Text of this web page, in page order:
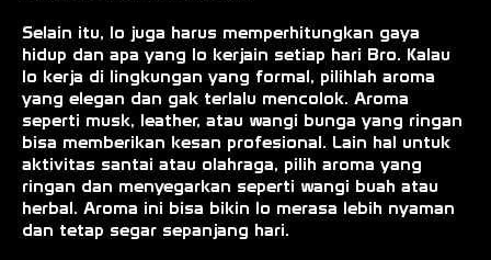
Selain itu, lo juga harus memperhitungkan gaya
hidup dan apa yang lo kerjain setiap hari Bro. Kalau
lo kerja di lingkungan yang formal, pilihlah aroma
yang elegan dan gak terlalu mencolok. Aroma
seperti musk, leather, atau wangi bunga yang ringan
bisa memberikan kesan profesional. Lain hal untuk
aktivitas santai atau olahraga, pilih aroma yang
ringan dan menyegarkan seperti wangi buah atau
herbal. Aroma ini bisa bikin lo merasa lebih nyaman
dan tetap segar sepanjang hari.